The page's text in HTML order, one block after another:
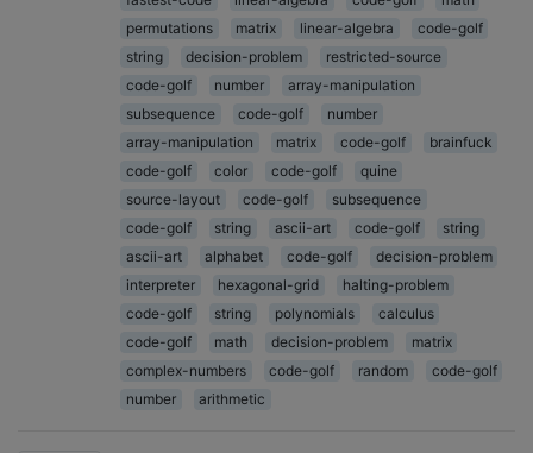
permutations
matrix linear-algebra
code-golf
string
decision-problem
restricted-source
code-golf
number
array-manipulation
subsequence
code-golf
number
array-manipulation
matrix code-golf
brainfuck
code-golf
color code-golf
quine
source-layout
code-golf
subsequence
code-golf
string ascii-art code-golf
string
ascii-art
alphabet code-golf
decision-problem
interpreter
hexagonal-grid
halting-problem
code-golf
string polynomials
calculus
code-golf
math decision-problem
matrix
complex-numbers
code-golf random
code-golf
number
arithmetic